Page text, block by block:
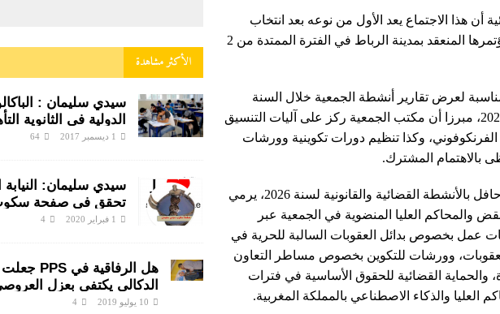
أن هذا الاجتماع يعد الأول من نوعه بعد انتخاب
السيد عبد النباوي رئيسا للجمعية خلال مؤتمرها المنعقد بمدينة الرباط في الفترة الممتدة من 2
لعرض تقارير أنشطة الجمعية خلال السنة
الجارية، وتحديد برنامج عملها خلال سنة 2026، مبرزا أن مكتب الجمعية ركز على آليات التنسيق
وكذا تنظيم دورات تكوينية وورشات
بالاهتمام المشترك.
وقرر المكتب، يتابع المصدر، تبني برنامج حافل بالأنشطة القضائية والقانونية لسنة 2026، يرمي
والمحاكم العليا المنضوية في الجمعية عبر
عمل بخصوص بدائل العقوبات السالبة للحرية في
العقوبات، وورشات للتكوين بخصوص مساطر التعاون
والحماية القضائية للحقوق الأساسية في فترات
العليا والذكاء الاصطناعي بالمملكة المغربية.
الأكثر مشاهدة
سيدي سليمان :
الدولية في الثانوية
زينب النفزاوية فوق
1 ديسمبر 2017 64
سيدي سليمان: النيابة
تحقق في صفحة
سيدي سليمان
1 فبراير 2020 4
هل الرفاقية في PPS جعلت
الدكالي يكتفي بعزل
هناك متابعات قانونية على
10 يوليو 2019 4